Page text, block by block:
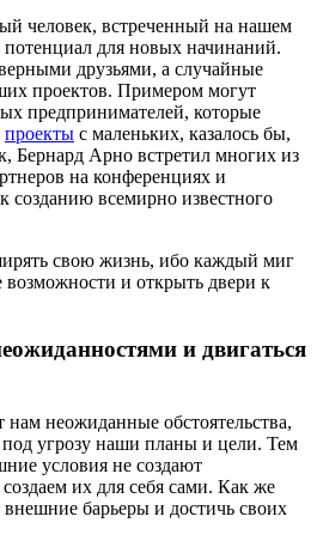
человек, встреченный на нашем
потенциал для новых начинаний.
друзьями, а случайные
проектов. Примером могут
предпринимателей, которые
проекты с маленьких, казалось бы,
Бернард Арно встретил многих из
на конференциях и
созданию всемирно известного
свою жизнь, ибо каждый миг
возможности и открыть двери к
и двигаться
неожиданные обстоятельства,
под угрозу наши планы и цели. Тем
условия не создают
их для себя сами. Как же
барьеры и достичь своих